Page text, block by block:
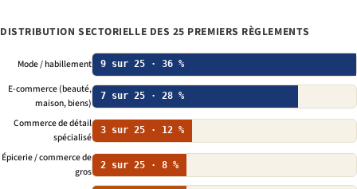
DISTRIBUTION SECTORIELLE DES 25 PREMIERS RÈGLEMENTS
Mode / habillement 9 sur 25 · 36 %
E-commerce (beauté,
maison, biens)
7 sur 25 · 28 %
Commerce de détail
spécialisé
3 sur 25 · 12 %
Épicerie / commerce de
gros
2 sur 25 · 8 %